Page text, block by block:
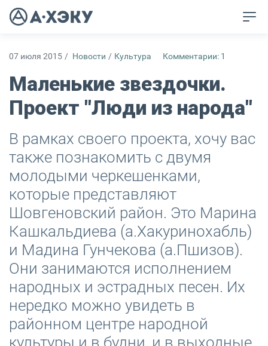
07 июля 2015 / Новости / Культура Комментарии: 1
Маленькие звездочки.
Проект "Люди из народа"
В рамках своего проекта, хочу вас
также познакомить с двумя
молодыми черкешенками,
которые представляют
Шовгеновский район. Это Марина
Кашкальдиева (а.Хакуринохабль)
и Мадина Гунчекова (а.Пшизов).
Они занимаются исполнением
народных и эстрадных песен. Их
нередко можно увидеть в
районном центре народной
культуры и в будни, и в выходные